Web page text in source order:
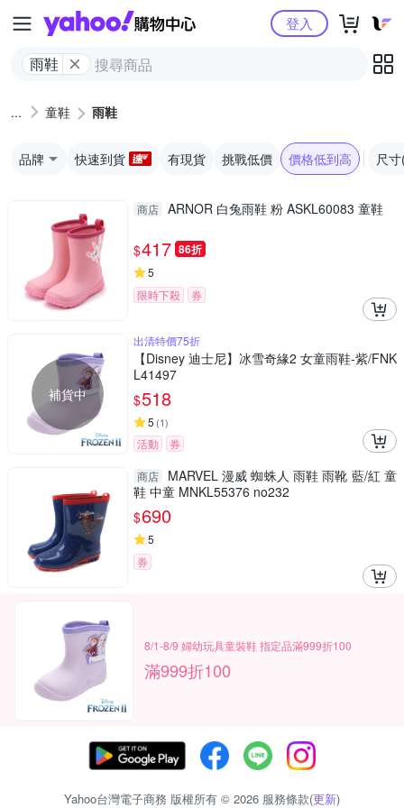
Yahoo購物中心
雨鞋
登入
童鞋 雨鞋
品牌 快速到貨 有現貨 挑戰低價 價格低到高 尺
商店 ARNOR 白兔雨鞋 粉 ASKL60083 童鞋
$417 86折
5
限時下殺
券
補貨中
出清特價75折
【Disney 迪士尼】冰雪奇緣2 女童雨鞋-紫/FNK
L41497
$518
5 (1)
活動 券
商店
MARVEL 漫威 蜘蛛人 雨鞋 雨靴 藍/紅 童
鞋 中童 MNKL55376 no232
$690
5
券
8/1-8/9 婦幼玩具童裝鞋 指定品滿999折100
滿999折100
Yahoo台灣電子商務 版權所有 © 2026 服務條款(更新)